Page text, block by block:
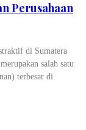
Perusahaan
di Sumatera
salah satu
terbesar di